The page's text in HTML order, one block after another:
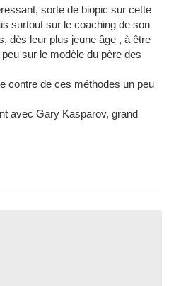
sorte de biopic sur cette
surtout sur le coaching de son
dès leur plus jeune âge , à être
sur le modèle du père des
contre de ces méthodes un peu
avec Gary Kasparov, grand